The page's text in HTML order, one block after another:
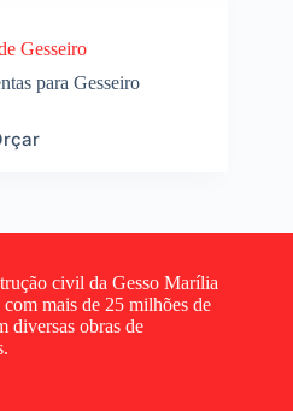
Gesseiro
para Gesseiro
do produto
civil da Gesso Marília
mais de 25 milhões de
diversas obras de